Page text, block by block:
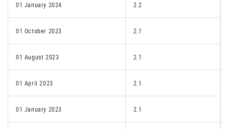
01 January 2024 2.2
01 October 2023 2.1
01 August 2023 2.1
01 April 2023 2.1
01 January 2023 2.1